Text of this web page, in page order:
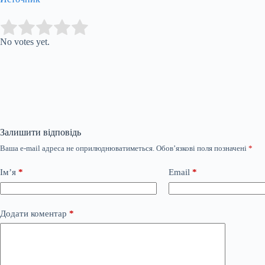
Rate this item:
No votes yet.
Залишити відповідь
Ваша e-mail адреса не оприлюднюватиметься. Обов’язкові поля позначені *
Ім’я * Email *
Додати коментар *